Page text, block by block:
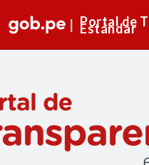
Portal de
Estándar